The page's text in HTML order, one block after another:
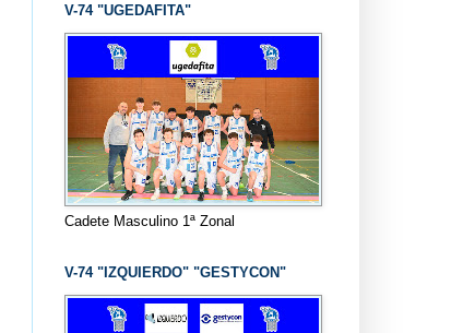
V-74 "UGEDAFITA"
Cadete Masculino 1ª Zonal
V-74 "IZQUIERDO" "GESTYCON"